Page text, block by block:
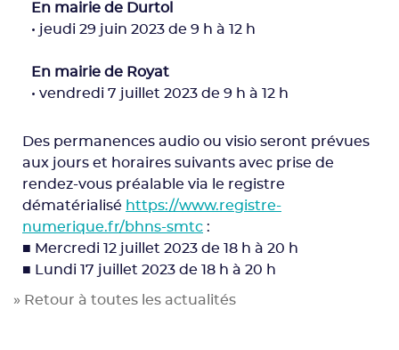
En mairie de Durtol
• jeudi 29 juin 2023 de 9 h à 12 h
En mairie de Royat
• vendredi 7 juillet 2023 de 9 h à 12 h
Des permanences audio ou visio seront prévues
aux jours et horaires suivants avec prise de
rendez-vous préalable via le registre
dématérialisé https://www.registre-
numerique.fr/bhns-smtc :
■ Mercredi 12 juillet 2023 de 18 h à 20 h
■ Lundi 17 juillet 2023 de 18 h à 20 h
» Retour à toutes les actualités